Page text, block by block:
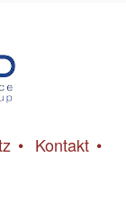
• Kontakt •